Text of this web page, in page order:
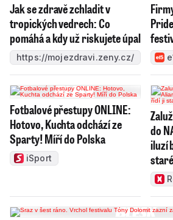
Jak se zdravě zchladit v
tropických vedrech: Co
pomáhá a kdy už riskujete úpal
https://mojezdravi.zeny.cz/
Fotbalové přestupy ONLINE:
Hotovo, Kuchta odchází ze
Sparty! Míří do Polska
iSport
do
iluzí